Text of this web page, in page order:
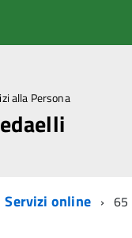
alla Persona
Servizi online 65